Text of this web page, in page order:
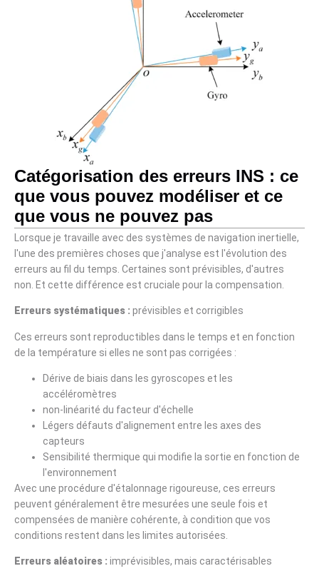
Catégorisation des erreurs INS : ce
que vous pouvez modéliser et ce
que vous ne pouvez pas
Lorsque je travaille avec des systèmes de navigation inertielle,
l'une des premières choses que j'analyse est l'évolution des
erreurs au fil du temps. Certaines sont prévisibles, d'autres
non. Et cette différence est cruciale pour la compensation.
Erreurs systématiques : prévisibles et corrigibles
Ces erreurs sont reproductibles dans le temps et en fonction
de la température si elles ne sont pas corrigées :
Dérive de biais dans les gyroscopes et les
accéléromètres
non-linéarité du facteur d'échelle
Légers défauts d'alignement entre les axes des
capteurs
Sensibilité thermique qui modifie la sortie en fonction de
l'environnement
Avec une procédure d'étalonnage rigoureuse, ces erreurs
peuvent généralement être mesurées une seule fois et
compensées de manière cohérente, à condition que vos
conditions restent dans les limites autorisées.
Erreurs aléatoires : imprévisibles, mais caractérisables